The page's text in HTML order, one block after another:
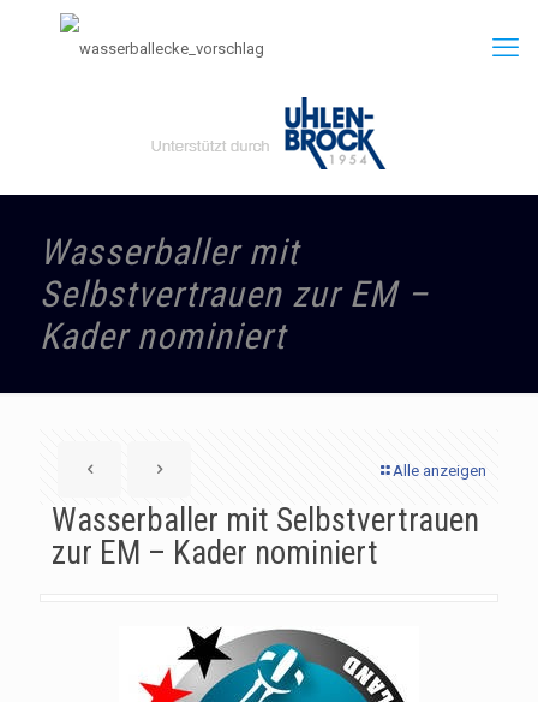
Wasserballer mit
Selbstvertrauen zur EM –
Kader nominiert
Alle anzeigen
Wasserballer mit Selbstvertrauen
zur EM – Kader nominiert